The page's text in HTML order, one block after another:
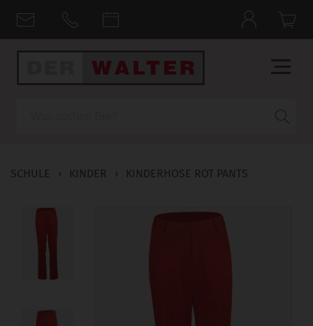
SCHULE › KINDER › KINDERHOSE ROT PANTS